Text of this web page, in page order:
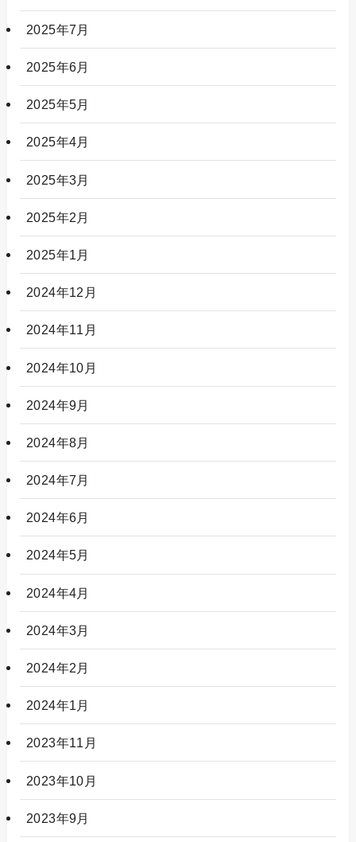
2025年7月
2025年6月
2025年5月
2025年4月
2025年3月
2025年2月
2025年1月
2024年12月
2024年11月
2024年10月
2024年9月
2024年8月
2024年7月
2024年6月
2024年5月
2024年4月
2024年3月
2024年2月
2024年1月
2023年11月
2023年10月
2023年9月